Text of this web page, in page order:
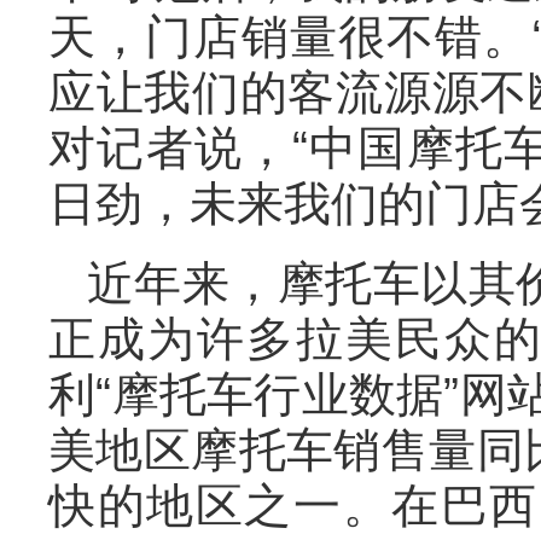
天，门店销量很不错
应让我们的客流源源不
对记者说，“中国摩托
日劲，未来我们的门店
近年来，摩托车以其
正成为许多拉美民众
利“摩托车行业数据”网
美地区摩托车销售量
快的地区之一。在巴